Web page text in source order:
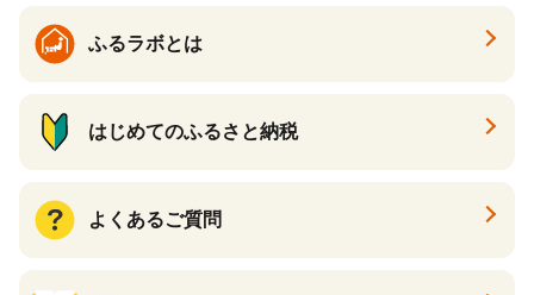
ふるラボとは
はじめてのふるさと納税
よくあるご質問